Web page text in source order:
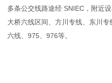
多条公交线路途经 SNIEC，附近
大桥六线区间、方川专线、东川
六线、975、976等。